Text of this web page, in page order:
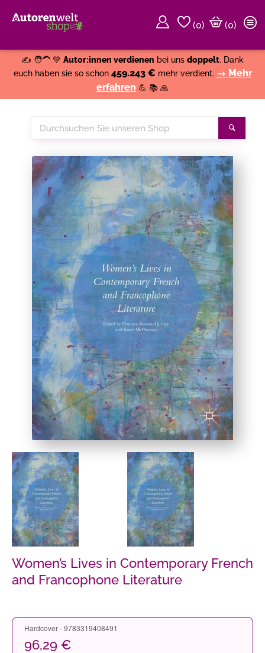
(0)
(0)
✍️ 🧑‍🦱 💚 Autor:innen verdienen bei uns doppelt. Dank
euch haben sie so schon 459.243 € mehr verdient. → Mehr
erfahren 💪 📚 🙏
Durchsuchen
Sie
Shop
Women’s Lives in Contemporary French
and Francophone Literature
Hardcover - 9783319408491
96,29 €